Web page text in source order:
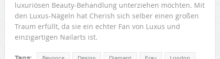
luxuriösen Beauty-Behandlung unterziehen möchten. Mit
den Luxus-Nägeln hat Cherish sich selber einen großen
Traum erfüllt, da sie ein echter Fan von Luxus und
einzigartigen Nailarts ist.